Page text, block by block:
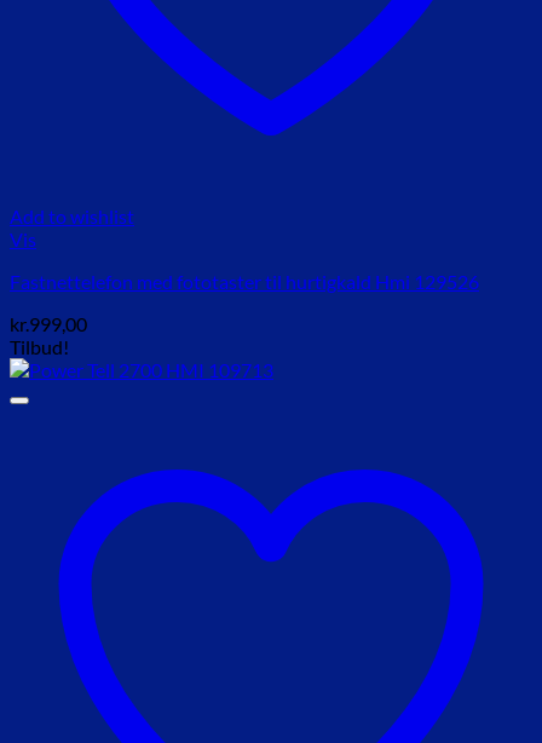
Add to wishlist
Vis
Fastnettelefon med fototaster til hurtigkald Hmi 129526
kr.999,00
Tilbud!